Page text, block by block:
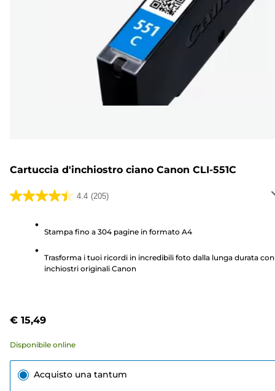
Cartuccia d'inchiostro ciano Canon CLI-551C
4.4 (205)
4.4
stelle.
Stampa fino a 304 pagine in formato A4
Trasforma i tuoi ricordi in incredibili foto dalla lunga durata
inchiostri originali Canon
€ 15,49
Disponibile online
Acquisto una tantum